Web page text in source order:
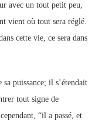
avec un tout petit peu,
vient où tout sera réglé.
cette vie, ce sera dans
puissance; il s’étendait
tout signe de
“il a passé, et